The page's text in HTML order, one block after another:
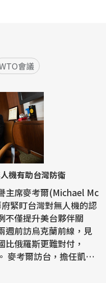
會議
機有助台灣防衛
主席麥考爾(Michael Mc
緊盯台灣對無人機的認
不僅提升美台夥伴關
週前訪烏克蘭前線，見
俄羅斯更難對付，
達